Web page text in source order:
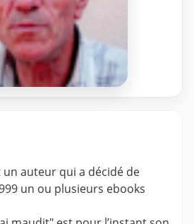
un auteur qui a décidé de
un ou plusieurs ebooks